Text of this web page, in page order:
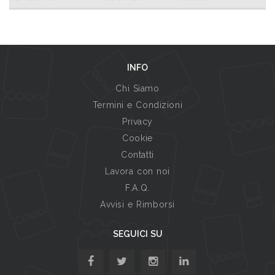
INFO
Chi Siamo
Termini e Condizioni
Privacy
Cookie
Contatti
Lavora con noi
F.A.Q.
Avvisi e Rimborsi
SEGUICI SU